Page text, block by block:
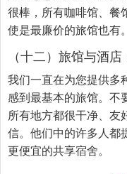
很棒，所有咖啡馆、餐
使是最廉价的旅馆也有。
（十二）旅馆与酒店
我们一直在为您提供多
感到最基本的旅馆。不
所有地方都很干净、友
信。他们中的许多人都
更便宜的共享宿舍。